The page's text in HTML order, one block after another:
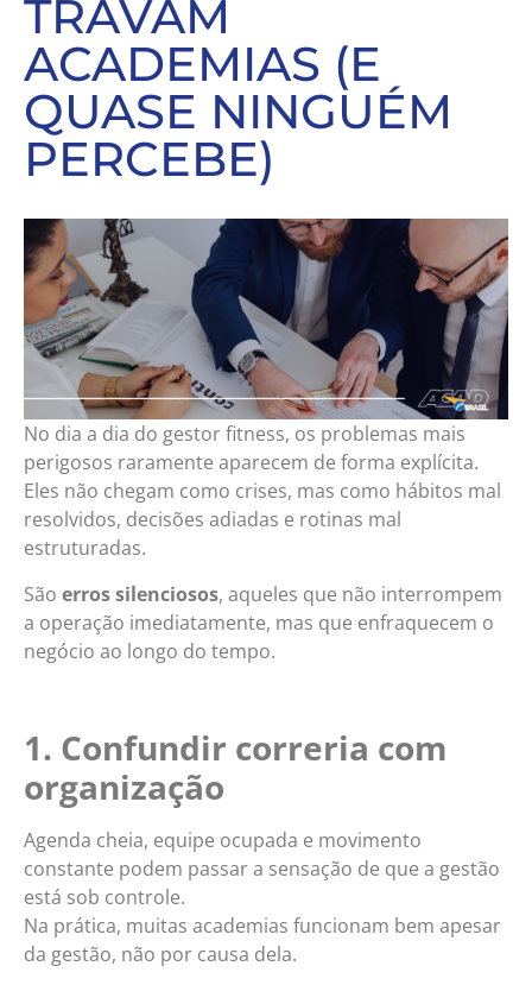
TRAVAM
ACADEMIAS (E
QUASE NINGUÉM
PERCEBE)
No dia a dia do gestor fitness, os problemas mais
perigosos raramente aparecem de forma explícita.
Eles não chegam como crises, mas como hábitos mal
resolvidos, decisões adiadas e rotinas mal
estruturadas.
São erros silenciosos, aqueles que não interrompem
a operação imediatamente, mas que enfraquecem o
negócio ao longo do tempo.
1. Confundir correria com
organização
Agenda cheia, equipe ocupada e movimento
constante podem passar a sensação de que a gestão
está sob controle.
Na prática, muitas academias funcionam bem apesar
da gestão, não por causa dela.